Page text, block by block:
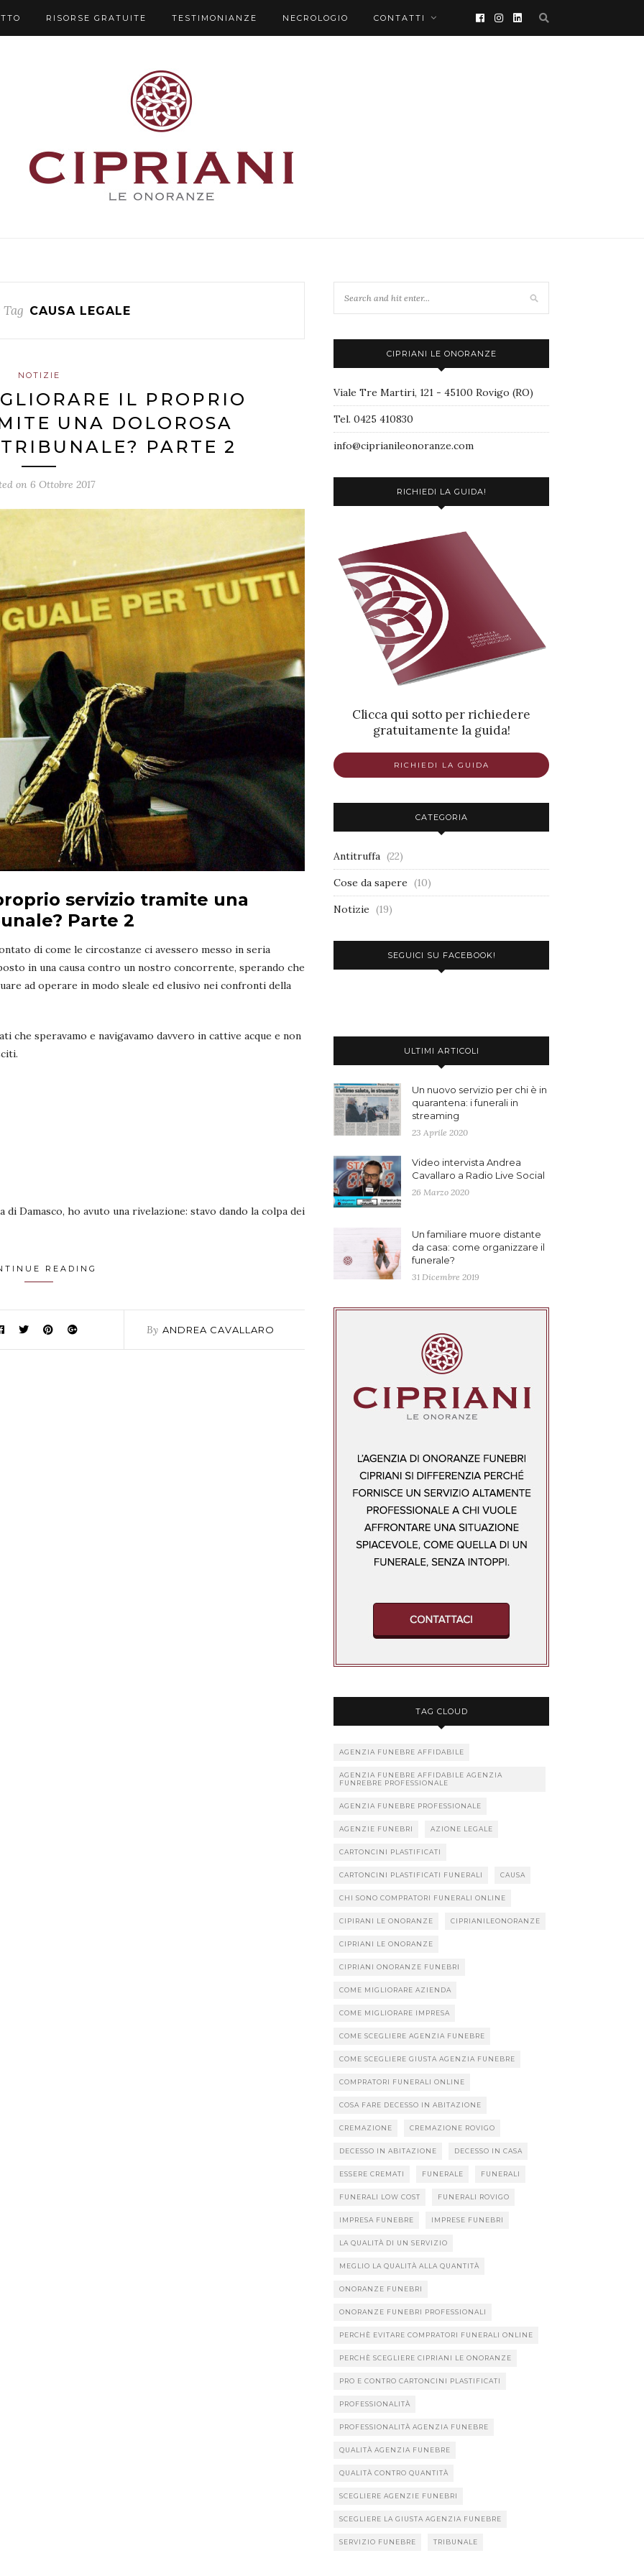
RISORSE GRATUITE TESTIMONIANZE NECROLOGIO CONTATTI
CAUSA LEGALE
NOTIZIE
IL PROPRIO
UNA DOLOROSA
PARTE 2
on 6 Ottobre 2017
servizio tramite una
Parte 2
di come le circostanze ci avessero messo in seria
in una causa contro un nostro concorrente, sperando che
ad operare in modo sleale ed elusivo nei confronti della
speravamo e navigavamo davvero in cattive acque e non
di Damasco, ho avuto una rivelazione: stavo dando la colpa dei
READING
By ANDREA CAVALLARO
CIPRIANI LE ONORANZE
Viale Tre Martiri, 121 - 45100 Rovigo (RO)
Tel. 0425 410830
info@ciprianileonoranze.com
RICHIEDI LA GUIDA!
Clicca qui sotto per richiedere
gratuitamente la guida!
RICHIEDI LA GUIDA
CATEGORIA
Antitruffa (22)
Cose da sapere (10)
Notizie (19)
SEGUICI SU FACEBOOK!
ULTIMI ARTICOLI
Un nuovo servizio per chi è in
quarantena: i funerali in
streaming
23 Aprile 2020
Video intervista Andrea
Cavallaro a Radio Live Social
26 Marzo 2020
Un familiare muore distante
da casa: come organizzare il
funerale?
31 Dicembre 2019
TAG CLOUD
AGENZIA FUNEBRE AFFIDABILE
AGENZIA FUNEBRE AFFIDABILE AGENZIA
FUNREBRE PROFESSIONALE
AGENZIA FUNEBRE PROFESSIONALE
AGENZIE FUNEBRI AZIONE LEGALE
CARTONCINI PLASTIFICATI
CARTONCINI PLASTIFICATI FUNERALI CAUSA
CHI SONO COMPRATORI FUNERALI ONLINE
CIPIRANI LE ONORANZE CIPRIANILEONORANZE
CIPRIANI LE ONORANZE
CIPRIANI ONORANZE FUNEBRI
COME MIGLIORARE AZIENDA
COME MIGLIORARE IMPRESA
COME SCEGLIERE AGENZIA FUNEBRE
COME SCEGLIERE GIUSTA AGENZIA FUNEBRE
COMPRATORI FUNERALI ONLINE
COSA FARE DECESSO IN ABITAZIONE
CREMAZIONE CREMAZIONE ROVIGO
DECESSO IN ABITAZIONE DECESSO IN CASA
ESSERE CREMATI FUNERALE FUNERALI
FUNERALI LOW COST FUNERALI ROVIGO
IMPRESA FUNEBRE IMPRESE FUNEBRI
LA QUALITÀ DI UN SERVIZIO
MEGLIO LA QUALITÀ ALLA QUANTITÀ
ONORANZE FUNEBRI
ONORANZE FUNEBRI PROFESSIONALI
PERCHÈ EVITARE COMPRATORI FUNERALI ONLINE
PERCHÈ SCEGLIERE CIPRIANI LE ONORANZE
PRO E CONTRO CARTONCINI PLASTIFICATI
PROFESSIONALITÀ
PROFESSIONALITÀ AGENZIA FUNEBRE
QUALITÀ AGENZIA FUNEBRE
QUALITÀ CONTRO QUANTITÀ
SCEGLIERE AGENZIE FUNEBRI
SCEGLIERE LA GIUSTA AGENZIA FUNEBRE
SERVIZIO FUNEBRE TRIBUNALE